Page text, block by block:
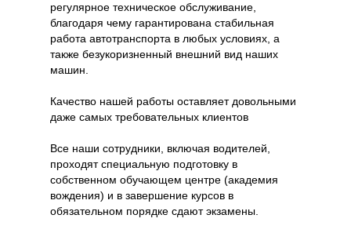
регулярное техническое обслуживание,
благодаря чему гарантирована стабильная
работа автотранспорта в любых условиях, а
также безукоризненный внешний вид наших
машин.
Качество нашей работы оставляет довольными
даже самых требовательных клиентов
Все наши сотрудники, включая водителей,
проходят специальную подготовку в
собственном обучающем центре (академия
вождения) и в завершение курсов в
обязательном порядке сдают экзамены.